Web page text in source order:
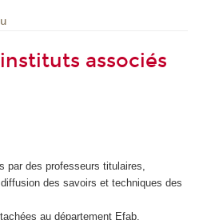
associés
par des professeurs titulaires,
des savoirs et techniques des
au département Efab.